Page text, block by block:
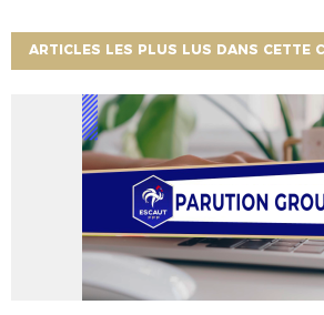
ARTICLES LES PLUS LUS DANS CETTE